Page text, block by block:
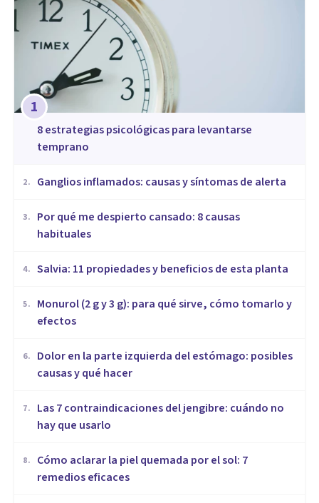
1
8 estrategias psicológicas para levantarse
temprano
2. Ganglios inflamados: causas y síntomas de alerta
3.
Por qué me despierto cansado: 8 causas
habituales
4. Salvia: 11 propiedades y beneficios de esta planta
5.
Monurol (2 g y 3 g): para qué sirve, cómo tomarlo y
efectos
6.
Dolor en la parte izquierda del estómago: posibles
causas y qué hacer
7.
Las 7 contraindicaciones del jengibre: cuándo no
hay que usarlo
8.
Cómo aclarar la piel quemada por el sol: 7
remedios eficaces